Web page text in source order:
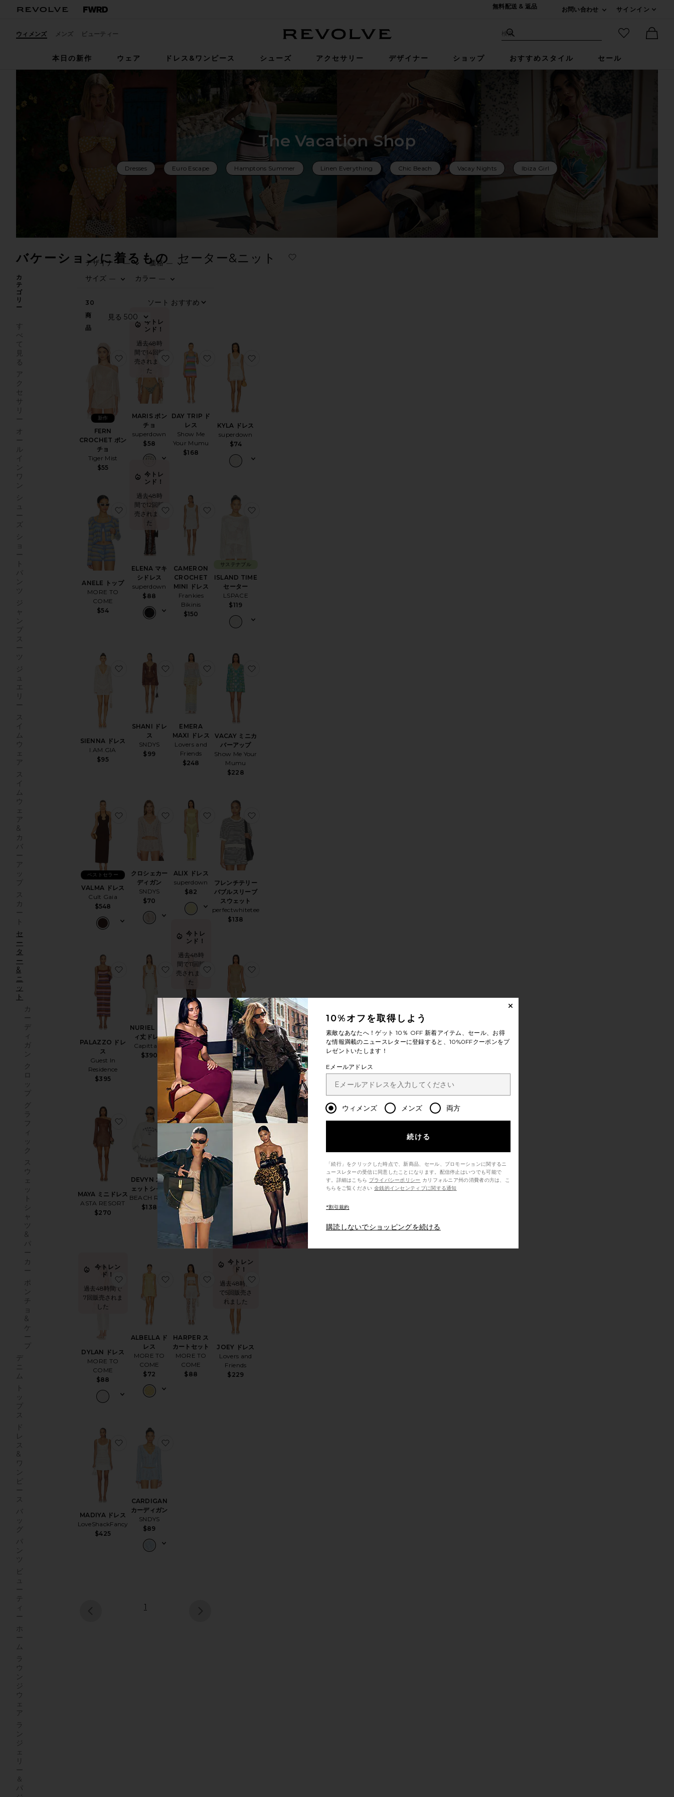
無料配送 & 返品
お問い合わせ
サインイン
ウィメンズ メンズ ビューティー サイト検索
検索
お気に入り
本日の新作
ウェア ドレス&ワンピース シューズ アクセサリー デザイナー ショップ おすすめスタイル セール
The Vacation Shop
Dresses Euro Escape Hamptons Summer Linen Everything Chic Beach Vacay Nights Ibiza Girl
バケーションに着るもの セーター&ニット
カ
テ
ゴ
リ
ー
す
べ
て
見
る
ア
ク
セ
サ
リ
ー
オ
ー
ル
イ
ン
ワ
ン
シ
ュ
ー
ズ
シ
ー
ト
パ
ン
ツ
ジ
ャ
ン
プ
ス
ー
ツ
ジ
ュ
エ
リ
ー
ス
イ
ム
ウ
ェ
ア
ス
イ
ム
ウ
ェ
ア
&
カ
バ
ー
ア
ッ
プ
ス
カ
ー
ト
セ
ー
タ
ー
&
ニ
ッ
ト
カ
ー
デ
ィ
ガ
ン
ク
ロ
ッ
プ
グ
ラ
フ
ィ
ッ
ク
ス
ウ
ェ
ッ
ト
シ
ャ
ツ
&
パ
ー
カ
ー
ポ
ン
チ
&
ケ
ー
プ
デ
ニ
ム
ト
ッ
プ
ス
ド
レ
ス
&
ワ
ン
ピ
ー
ス
バ
ッ
グ
パ
ン
ツ
ビ
ュ
ー
テ
ィ
ー
ホ
ー
ム
ラ
ウ
ン
ジ
ウ
ェ
ア
ラ
ン
ジ
ェ
リ
ー
＆
パ
デザイナー—
価格—
サイズ —
カラー —
30
商
品
FERN
CROCHET ポン
チョ
Tiger Mist
$55
新作
お気に入りFERN CROCHET ポンチョ
今トレ
ンド！
過去48時
間で14回販
売されまし
た
MARIS ポン
チョ
superdown
$58
お気に入りMARIS ポンチョ
DAY TRIP ド
レス
Show Me
Your Mumu
$168
お気に入りDAY TRIP ドレス
KYLA ドレス
superdown
$74
ANELE トップ
MORE TO
COME
$54
お気に入りANELE トップ
今トレ
ンド！
過去48時
間で12回販
売されまし
た
ELENA マキ
シドレス
superdown
$88
お気に入りELENA マキシドレス
CAMERON
CROCHET
MINI ドレス
Frankies
Bikinis
$150
お気に入りCAMERON CROCHET MINI ドレス
ISLAND TIME
セーター
LSPACE
$119
サステナブル
SIENNA ドレス
I.AM.GIA
$95
お気に入りSIENNA ドレス
SHANI ドレ
ス
SNDYS
$99
お気に入りSHANI ドレス
EMERA
MAXI ドレス
Lovers and
Friends
$248
お気に入りEMERA MAXI ドレス
VACAY ミニカ
バーアップ
Show Me Your
Mumu
$228
VALMA ドレス
Cult Gaia
$548
ベストセラー
お気に入りVALMA ドレス
クロシェカー
ディガン
SNDYS
$70
お気に入りクロシェカーディガン
ALIX ドレス
superdown
$82
お気に入りALIX ドレス
フレンチテリー
バブルスリーブ
スウェット
perfectwhitetee
$138
PALAZZO ドレ
ス
Guest In
Residence
$395
お気に入りPALAZZO ドレス
NURIEL ミデ
ィ丈ドレス
Capittana
$390
お気に入りNURIEL ミディ丈ドレス
今トレ
ンド！
過去48時
間で11回販
売されまし
た
ELENA ドレ
ス
superdown
$88
お気に入りELENA ドレス
SEVYN ミディ
丈ドレス
MORE TO
COME
$76
MAYA ミニドレス
ASTA RESORT
$270
お気に入りMAYA ミニドレス
DEVYN スウ
ェットシャツ
BEACH RIOT
$138
お気に入りDEVYN スウェットシャツ
今トレ
ンド！
過去48時
間で8回販
売されまし
た
ALBELLA ド
レス
MORE TO
COME
$62
お気に入りALBELLA ドレス
今トレン
ド！
過去48時間
AURA ポンチョ
お気に入りAURA ポンチョ
今トレン
ド！
過去48時間で
7回販売されま
した
DYLAN ドレス
MORE TO
COME
$88
お気に入りDYLAN ドレス
ALBELLA ド
レス
MORE TO
COME
$72
お気に入りALBELLA ドレス
HARPER ス
カートセット
MORE TO
COME
$88
お気に入りHARPER スカートセット
今トレン
ド！
過去48時間
で5回販売さ
れました
JOEY ドレス
Lovers and
Friends
$229
MADIYA ドレス
LoveShackFancy
$425
お気に入りMADIYA ドレス
CARDIGAN
カーディガン
SNDYS
$89
1
10%オフを取得しよう
素敵なあなたへ！ゲット 10％ OFF 新着アイテム、セール、お得
な情報満載のニュースレターに登録すると、10%0FFクーポンをプ
レゼントいたします！
Eメールアドレス
ウィメンズ メンズ 両方
続ける
「続行」をクリックした時点で、新商品、セール、プロモーションに関するニ
ュースレターの受信に同意したことになります。配信停止はいつでも可能で
す。詳細はこちら プライバシーポリシー
ちらをご覧ください 金銭的インセンティブに関する通知
*割引規約
購読しないでショッピングを続ける